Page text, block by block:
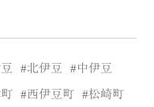
北伊豆 中伊豆
西伊豆町 松崎町